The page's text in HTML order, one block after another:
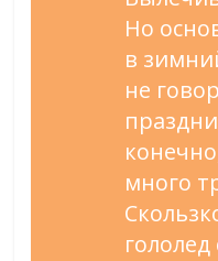
Но
в
не
много